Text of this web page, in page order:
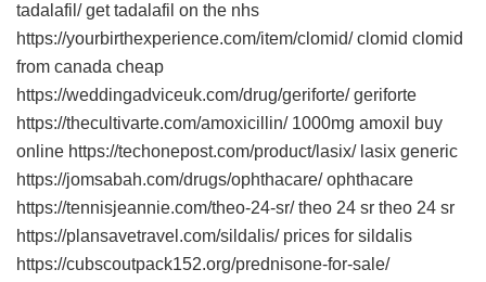
tadalafil/ get tadalafil on the nhs
https://yourbirthexperience.com/item/clomid/ clomid clomid
from canada cheap
https://weddingadviceuk.com/drug/geriforte/ geriforte
https://thecultivarte.com/amoxicillin/ 1000mg amoxil buy
online https://techonepost.com/product/lasix/ lasix generic
https://jomsabah.com/drugs/ophthacare/ ophthacare
https://tennisjeannie.com/theo-24-sr/ theo 24 sr theo 24 sr
https://plansavetravel.com/sildalis/ prices for sildalis
https://cubscoutpack152.org/prednisone-for-sale/